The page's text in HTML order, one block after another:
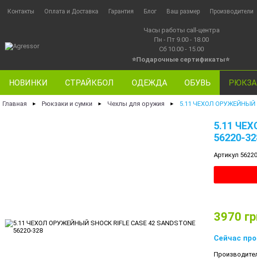
Контакты Оплата и Доставка Гарантия Блог Ваш размер Производители
Часы работы call-центра
Пн - Пт 9.00 - 18.00
Сб 10.00 - 15.00
⭐Подарочные сертификаты⭐
НОВИНКИ СТРАЙКБОЛ ОДЕЖДА ОБУВЬ
Главная ► Рюкзаки и сумки ► Чехлы для оружия ► 5.11 ЧЕХОЛ ОРУЖЕЙНЫЙ
5.11
56220-
Артикул
3970
Сейчас